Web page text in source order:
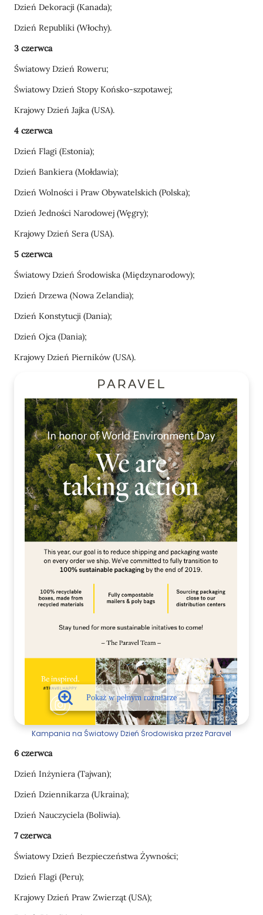
Dzień Dekoracji (Kanada);
Dzień Republiki (Włochy).
3 czerwca
Światowy Dzień Roweru;
Światowy Dzień Stopy Końsko-szpotawej;
Krajowy Dzień Jajka (USA).
4 czerwca
Dzień Flagi (Estonia);
Dzień Bankiera (Mołdawia);
Dzień Wolności i Praw Obywatelskich (Polska);
Dzień Jedności Narodowej (Węgry);
Krajowy Dzień Sera (USA).
5 czerwca
Światowy Dzień Środowiska (Międzynarodowy);
Dzień Drzewa (Nowa Zelandia);
Dzień Konstytucji (Dania);
Dzień Ojca (Dania);
Krajowy Dzień Pierników (USA).
Kampania na Światowy Dzień Środowiska przez Paravel
6 czerwca
Dzień Inżyniera (Tajwan);
Dzień Dziennikarza (Ukraina);
Dzień Nauczyciela (Boliwia).
7 czerwca
Światowy Dzień Bezpieczeństwa Żywności;
Dzień Flagi (Peru);
Krajowy Dzień Praw Zwierząt (USA);